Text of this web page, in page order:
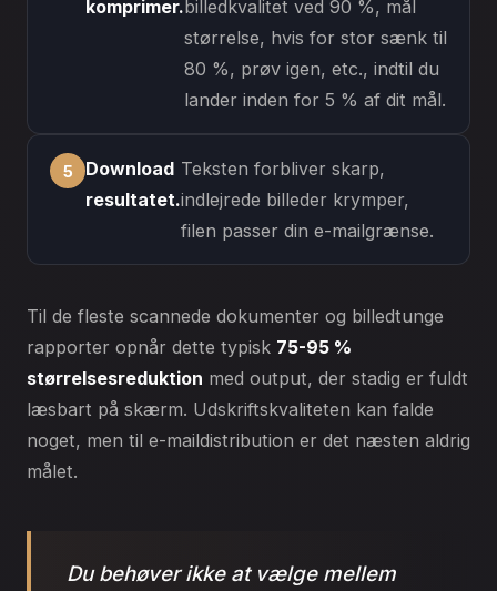
komprimer.billedkvalitet ved 90 %, mål
størrelse, hvis for stor sænk til
80 %, prøv igen, etc., indtil du
lander inden for 5 % af dit mål.
Download
resultatet.
Teksten forbliver skarp,
indlejrede billeder krymper,
filen passer din e-mailgrænse.
Til de fleste scannede dokumenter og billedtunge
rapporter opnår dette typisk 75-95 %
størrelsesreduktion med output, der stadig er fuldt
læsbart på skærm. Udskriftskvaliteten kan falde
noget, men til e-maildistribution er det næsten aldrig
målet.
Du behøver ikke at vælge mellem